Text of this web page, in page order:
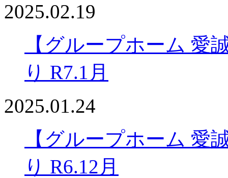
2025.02.19
【グループホーム 愛
り R7.1月
2025.01.24
【グループホーム 愛
り R6.12月